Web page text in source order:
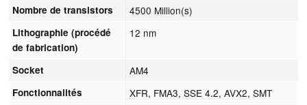
Nombre de transistors 4500 Million(s)
Lithographie (procédé
de fabrication)
12 nm
Socket AM4
Fonctionnalités XFR, FMA3, SSE 4.2, AVX2, SMT